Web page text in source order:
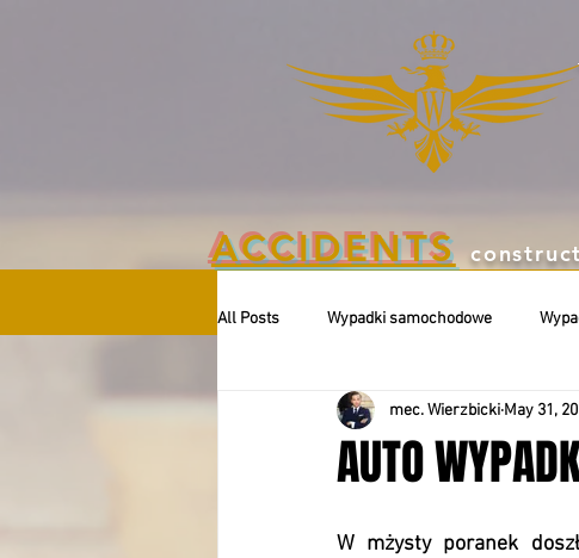
ACCIDENTS
All Posts Wypadki samochodowe
AUTO
mec. Wierzbicki May 31,
W mżysty poranek